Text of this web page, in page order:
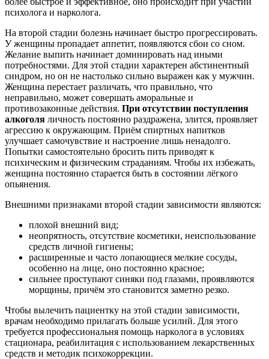
психолога и нарколога.
На второй стадии болезнь начинает быстро прогрессировать.
У женщины пропадает аппетит, появляются сбои со сном.
Желание выпить начинает доминировать над иными
потребностями. Для этой стадии характерен абстинентный
синдром, но он не настолько сильно выражен как у мужчин.
Женщина перестает различать, что правильно, что
неправильно, может совершать аморальные и
противозаконные действия. При отсутствии поступления
алкоголя личность постоянно раздражена, злится, проявляет
агрессию к окружающим. Приём спиртных напитков
улучшает самочувствие и настроение лишь ненадолго.
Попытки самостоятельно бросить пить приводят к
психическим и физическим страданиям. Чтобы их избежать,
женщина постоянно старается быть в состоянии лёгкого
опьянения.
Внешними признаками второй стадии зависимости являются:
плохой внешний вид;
неопрятность, отсутствие косметики, неиспользование
средств личной гигиены;
расширенные и часто лопающиеся мелкие сосуды,
особенно на лице, оно постоянно красное;
сильнее проступают синяки под глазами, проявляются
морщины, причём это становится заметно резко.
Чтобы вылечить пациентку на этой стадии зависимости,
врачам необходимо прилагать больше усилий. Для этого
требуется профессиональня помощь нарколога в условиях
стационара, реабилитация с использованием лекарственных
средств и методик психокоррекции.